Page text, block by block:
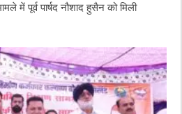
में पूर्व पार्षद नौशाद हुसैन को मिली